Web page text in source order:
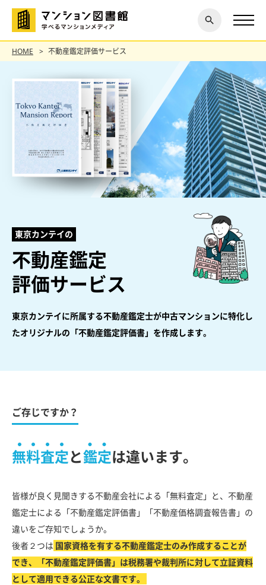
探す
閉じ
る
HOME 不動産鑑定評価サービス
東京カンテイの
不動産鑑定
評価サービス
東京カンテイに所属する不動産鑑定士が中古マンションに特化し
たオリジナルの「不動産鑑定評価書」を作成します。
ご存じですか？
無料査定と鑑定は違います。
皆様が良く見聞きする不動産会社による「無料査定」と、不動産
鑑定士による「不動産鑑定評価書」「不動産価格調査報告書」の
違いをご存知でしょうか。
後者２つは 国家資格を有する不動産鑑定士のみ作成することが
でき、「不動産鑑定評価書」は税務署や裁判所に対して立証資料
として適用できる公正な文書です。